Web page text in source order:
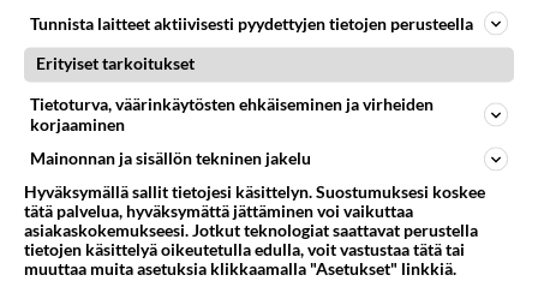
kanssa - maistuu myös
ripauksella sokeria
ryyditettynä!
Uunilohi on kätevä ruoka, sillä
itsestään.
Purjo-pekonipiiras sopii
pikkuateriaksi tai iltapalaksi.
Tunnista laitteet aktiivisesti pyydettyjen tietojen perusteella
Erityiset tarkoitukset
Tietoturva, väärinkäytösten ehkäiseminen ja virheiden
korjaaminen
Mainonnan ja sisällön tekninen jakelu
Hyväksymällä sallit tietojesi käsittelyn. Suostumuksesi koskee
tätä palvelua, hyväksymättä jättäminen voi vaikuttaa
asiakaskokemukseesi. Jotkut teknologiat saattavat perustella
tietojen käsittelyä oikeutetulla edulla, voit vastustaa tätä tai
muuttaa muita asetuksia klikkaamalla "Asetukset" linkkiä.